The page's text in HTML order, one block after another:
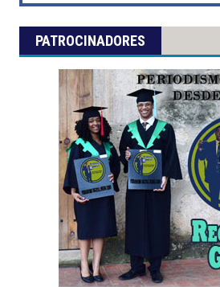
PATROCINADORES